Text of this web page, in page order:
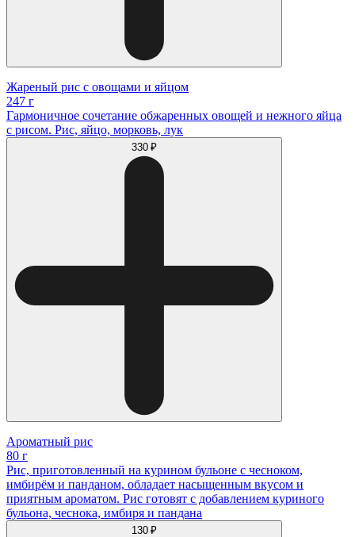
Жареный рис с овощами и яйцом
247 г
Гармоничное сочетание обжаренных овощей и нежного яйца
с рисом. Рис, яйцо, морковь, лук
330 ₽
Ароматный рис
80 г
Рис, приготовленный на курином бульоне с чесноком,
имбирём и панданом, обладает насыщенным вкусом и
приятным ароматом. Рис готовят с добавлением куриного
бульона, чеснока, имбиря и пандана
130 ₽